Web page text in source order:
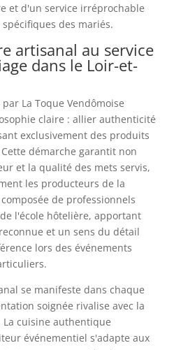
et d'un service irréprochable
des mariés.
artisanal au service
dans le Loir-et-
La Toque Vendômoise
claire : allier authenticité
exclusivement des produits
démarche garantit non
et la qualité des mets servis,
les producteurs de la
de professionnels
l'école hôtelière, apportant
et un sens du détail
lors des événements
se manifeste dans chaque
soignée rivalise avec la
La cuisine authentique
événementiel s'adapte aux